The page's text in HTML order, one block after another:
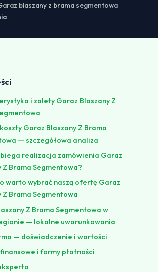
blaszany z brama segmentowa
i zalety Garaz Blaszany Z
Garaz Blaszany Z Brama
— szczegółowa analiza
realizacja zamówienia Garaz
Z Brama Segmentowa?
warto wybrać naszą ofertę Garaz
Z Brama Segmentowa
Z Brama Segmentowa w
— lokalne uwarunkowania
— doświadczenie i wartości
i formy płatności